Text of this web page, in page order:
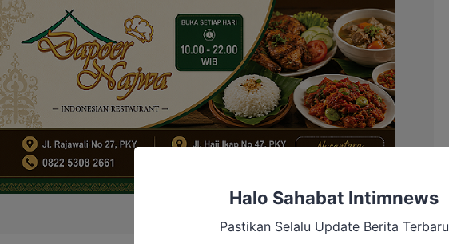
Halo Sahabat Intimnews
Pastikan Selalu Update Berita Terbaru